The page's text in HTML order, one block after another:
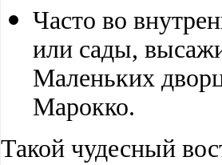
Часто во
или сады,
Маленьких
Марокко.
Такой чудесный